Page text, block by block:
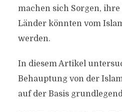
machen sich Sorgen,
Länder könnten vom
werden.
In diesem Artikel
Behauptung von der
auf der Basis